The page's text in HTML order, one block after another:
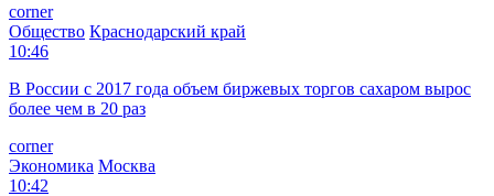
corner
Общество Краснодарский край
10:46
В России с 2017 года объем биржевых торгов сахаром вырос
более чем в 20 раз
corner
Экономика Москва
10:42